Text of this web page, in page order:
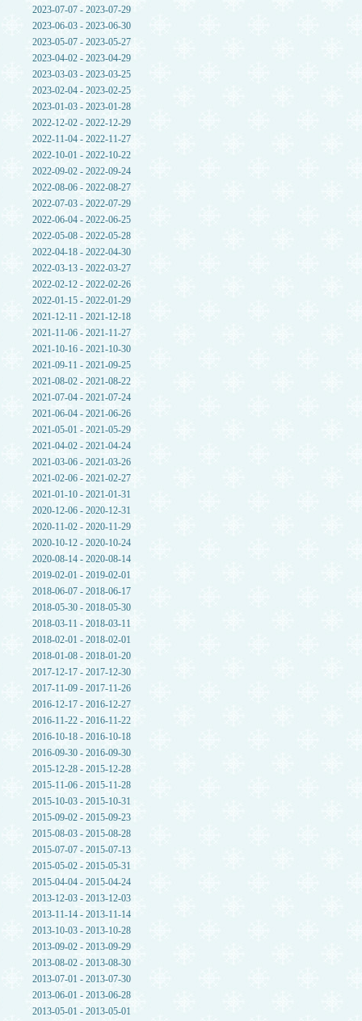
2023-07-07 - 2023-07-29
2023-06-03 - 2023-06-30
2023-05-07 - 2023-05-27
2023-04-02 - 2023-04-29
2023-03-03 - 2023-03-25
2023-02-04 - 2023-02-25
2023-01-03 - 2023-01-28
2022-12-02 - 2022-12-29
2022-11-04 - 2022-11-27
2022-10-01 - 2022-10-22
2022-09-02 - 2022-09-24
2022-08-06 - 2022-08-27
2022-07-03 - 2022-07-29
2022-06-04 - 2022-06-25
2022-05-08 - 2022-05-28
2022-04-18 - 2022-04-30
2022-03-13 - 2022-03-27
2022-02-12 - 2022-02-26
2022-01-15 - 2022-01-29
2021-12-11 - 2021-12-18
2021-11-06 - 2021-11-27
2021-10-16 - 2021-10-30
2021-09-11 - 2021-09-25
2021-08-02 - 2021-08-22
2021-07-04 - 2021-07-24
2021-06-04 - 2021-06-26
2021-05-01 - 2021-05-29
2021-04-02 - 2021-04-24
2021-03-06 - 2021-03-26
2021-02-06 - 2021-02-27
2021-01-10 - 2021-01-31
2020-12-06 - 2020-12-31
2020-11-02 - 2020-11-29
2020-10-12 - 2020-10-24
2020-08-14 - 2020-08-14
2019-02-01 - 2019-02-01
2018-06-07 - 2018-06-17
2018-05-30 - 2018-05-30
2018-03-11 - 2018-03-11
2018-02-01 - 2018-02-01
2018-01-08 - 2018-01-20
2017-12-17 - 2017-12-30
2017-11-09 - 2017-11-26
2016-12-17 - 2016-12-27
2016-11-22 - 2016-11-22
2016-10-18 - 2016-10-18
2016-09-30 - 2016-09-30
2015-12-28 - 2015-12-28
2015-11-06 - 2015-11-28
2015-10-03 - 2015-10-31
2015-09-02 - 2015-09-23
2015-08-03 - 2015-08-28
2015-07-07 - 2015-07-13
2015-05-02 - 2015-05-31
2015-04-04 - 2015-04-24
2013-12-03 - 2013-12-03
2013-11-14 - 2013-11-14
2013-10-03 - 2013-10-28
2013-09-02 - 2013-09-29
2013-08-02 - 2013-08-30
2013-07-01 - 2013-07-30
2013-06-01 - 2013-06-28
2013-05-01 - 2013-05-01